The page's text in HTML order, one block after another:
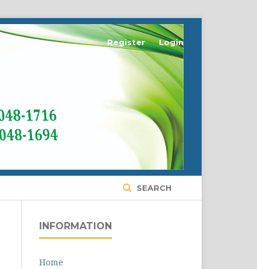
SEARCH
Register Login
INFORMATION
Home